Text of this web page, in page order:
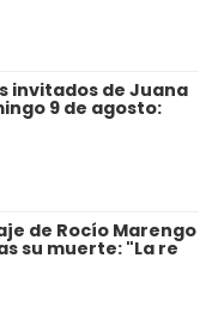
invitados de Juana
9 de agosto:
de Rocío Marengo
su muerte: "La re